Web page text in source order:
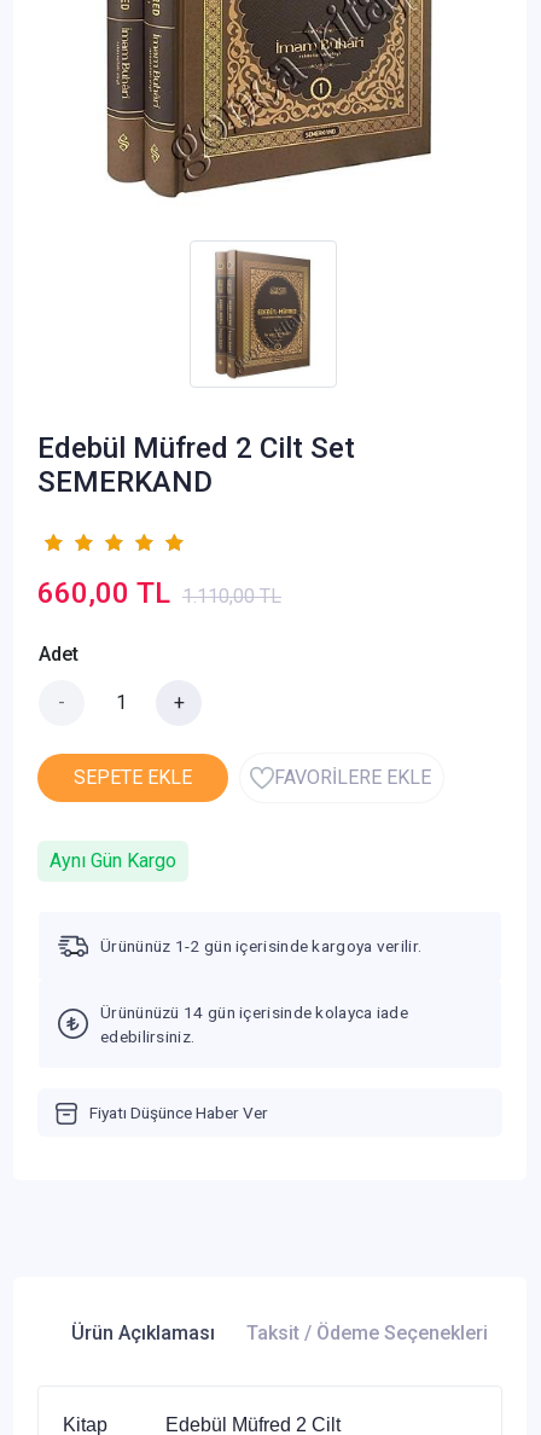
Edebül Müfred 2 Cilt Set
SEMERKAND
660,00 TL 1.110,00 TL
Adet
- +
SEPETE EKLE FAVORİLERE EKLE
Aynı Gün Kargo
Ürününüz 1-2 gün içerisinde kargoya verilir.
Ürününüzü 14 gün içerisinde kolayca iade
edebilirsiniz.
Fiyatı Düşünce Haber Ver
Ürün Açıklaması Taksit / Ödeme Seçenekleri
Kitap Edebül Müfred 2 Cilt